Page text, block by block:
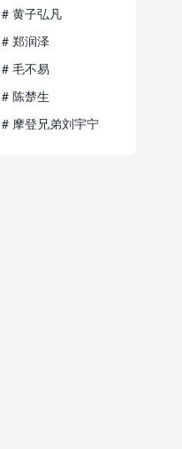
# 黄子弘凡
# 郑润泽
# 毛不易
# 陈楚生
# 摩登兄弟刘宇宁